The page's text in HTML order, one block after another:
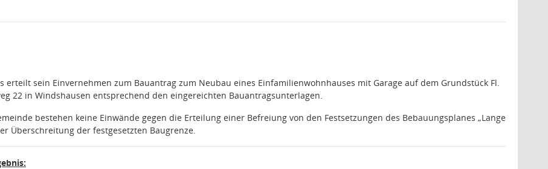
erteilt sein Einvernehmen zum Bauantrag zum Neubau eines Einfamilienwohnhauses mit Garage auf dem Grundstück Fl.
22 in Windshausen entsprechend den eingereichten Bauantragsunterlagen.
bestehen keine Einwände gegen die Erteilung einer Befreiung von den Festsetzungen des Bebauungsplanes „Lange
Überschreitung der festgesetzten Baugrenze.